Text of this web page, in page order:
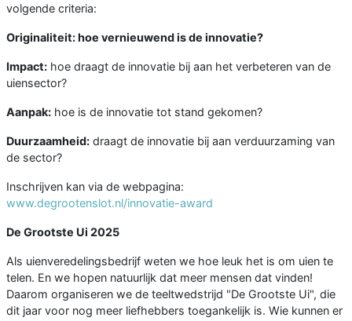
volgende criteria:
Originaliteit: hoe vernieuwend is de innovatie?
Impact: hoe draagt de innovatie bij aan het verbeteren van de
uiensector?
Aanpak: hoe is de innovatie tot stand gekomen?
Duurzaamheid: draagt de innovatie bij aan verduurzaming van
de sector?
Inschrijven kan via de webpagina:
www.degrootenslot.nl/innovatie-award
De Grootste Ui 2025
Als uienveredelingsbedrijf weten we hoe leuk het is om uien te
telen. En we hopen natuurlijk dat meer mensen dat vinden!
Daarom organiseren we de teeltwedstrijd "De Grootste Ui", die
dit jaar voor nog meer liefhebbers toegankelijk is. Wie kunnen er